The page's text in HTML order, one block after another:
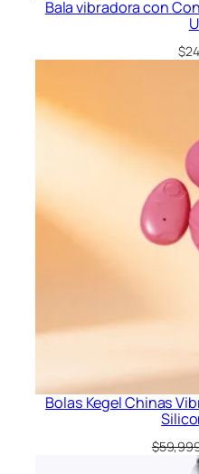
Bala vibradora con
$
Bolas Kegel Chinas
$